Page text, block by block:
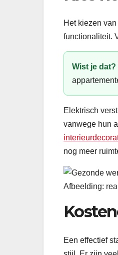
Het kiezen
functionaliteit.
Wist je dat?
Elektrisch
vanwege hun
nog meer
Afbeelding:
Een effectief